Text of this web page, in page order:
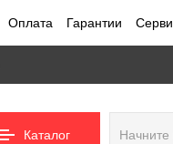
Оплата Гарантии
Каталог